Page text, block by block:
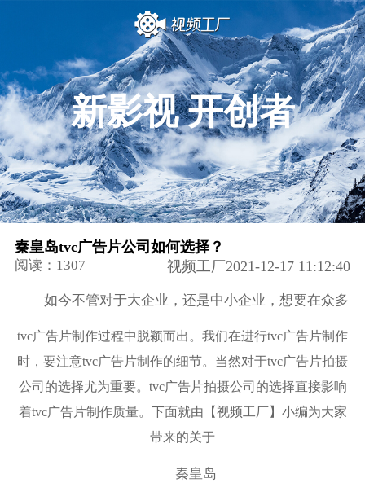
新影视 开创者
秦皇岛tvc广告片公司如何选择？
阅读：1307 视频工厂2021-12-17 11:12:40
如今不管对于大企业，还是中小企业，想要在众多
tvc广告片制作过程中脱颖而出。我们在进行tvc广告片制作
时，要注意tvc广告片制作的细节。当然对于tvc广告片拍摄
公司的选择尤为重要。tvc广告片拍摄公司的选择直接影响
着tvc广告片制作质量。下面就由【视频工厂】小编为大家
带来的关于
秦皇岛